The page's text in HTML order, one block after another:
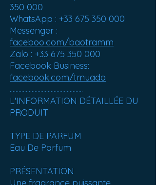
350 000
WhatsApp : +33 675 350 000
Messenger :
faceboo.com/baotramm
Zalo : +33 675 350 000
Facebook Business:
facebook.com/tmuado
..................................................
L'INFORMATION DÉTAILLÉE DU
PRODUIT
TYPE DE PARFUM
Eau De Parfum
PRÉSENTATION